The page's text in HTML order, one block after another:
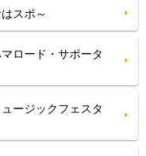
スポ～
ロード・サポータ
ージックフェスタ